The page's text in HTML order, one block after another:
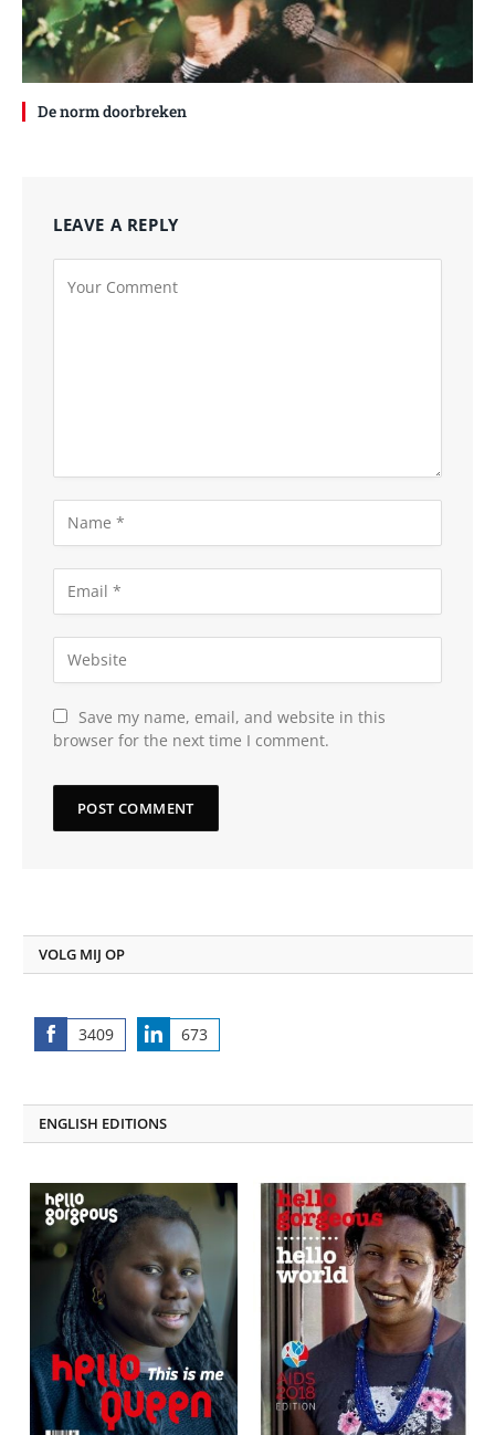
De norm doorbreken
LEAVE A REPLY
Save my name, email, and website in this
browser for the next time I comment.
VOLG MIJ OP
3409
Share
673
Share
ENGLISH EDITIONS